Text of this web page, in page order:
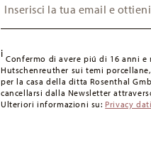
i Confermo di avere piú di 16 anni
Hutschenreuther sui temi
per la casa della ditta Rosenthal
cancellarsi dalla Newsletter
Ulteriori informazioni su: Privacy